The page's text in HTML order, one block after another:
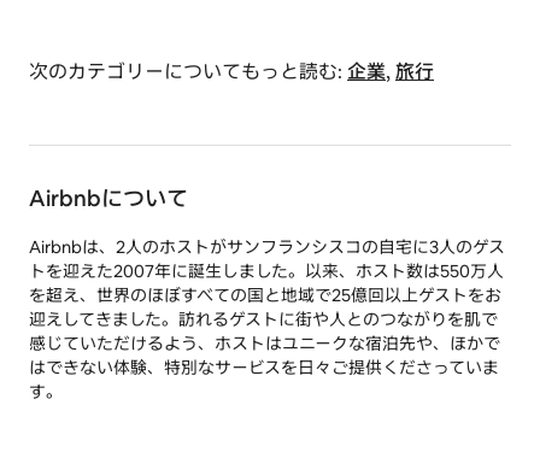
次のカテゴリーについてもっと読む: 企業,旅行
Airbnbについて
Airbnbは、2人のホストがサンフランシスコの自宅に3人のゲス
トを迎えた2007年に誕生しました。以来、ホスト数は550万人
を超え、世界のほぼすべての国と地域で25億回以上ゲストをお
迎えしてきました。訪れるゲストに街や人とのつながりを肌で
感じていただけるよう、ホストはユニークな宿泊先や、ほかで
はできない体験、特別なサービスを日々ご提供くださっていま
す。